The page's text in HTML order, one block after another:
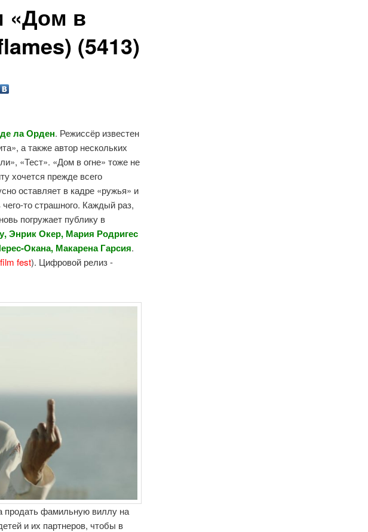
«Дом в
(5413)
ла Орден. Режиссёр известен
а также автор нескольких
«Тест». «Дом в огне» тоже не
хочется прежде всего
оставляет в кадре «ружья» и
то страшного. Каждый раз,
погружает публику в
Энрик Окер, Мария Родригес
Окана, Макарена Гарсия.
fest). Цифровой релиз -
продать фамильную виллу на
и их партнеров, чтобы в